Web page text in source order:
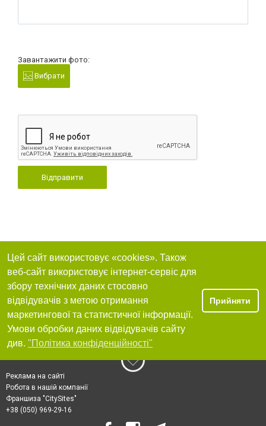
Завантажити фото:
Вибрати
Відправити
Цей сайт використовує «cookies». Також
веб-сайт використовує інтернет-сервіс для
збору технічних даних стосовно
відвідувачів з метою отримання
маркетингової та статистичної інформації.
Умови обробки даних відвідувачів сайту
див. "Політика конфіденційності"
Прийняти
Реклама на сайті
Робота в нашій компанії
Франшиза "CitySites"
+38 (050) 969-29-16